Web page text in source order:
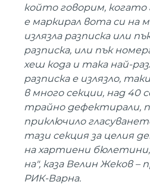
който говорим, когато
е маркирал вота си на
излязла разписка или
разписка, или пък
хеш кода и така най-
разписка е излязло,
в много секции, над 40
трайно дефектирали,
приключило
тази секция за целия
на хартиени бюлетини,
на", каза Велин Жеков –
РИК-Варна.